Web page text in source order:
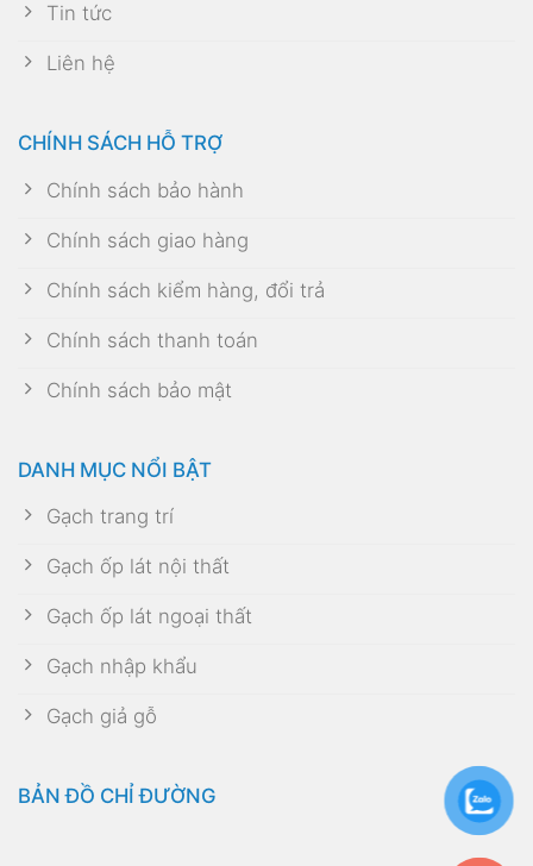
Tin tức
Liên hệ
CHÍNH SÁCH HỖ TRỢ
Chính sách bảo hành
Chính sách giao hàng
Chính sách kiểm hàng, đổi trả
Chính sách thanh toán
Chính sách bảo mật
DANH MỤC NỔI BẬT
Gạch trang trí
Gạch ốp lát nội thất
Gạch ốp lát ngoại thất
Gạch nhập khẩu
Gạch giả gỗ
BẢN ĐỒ CHỈ ĐƯỜNG